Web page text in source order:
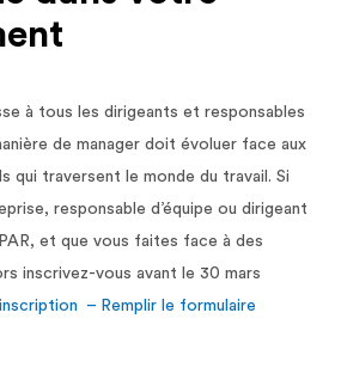
à tous les dirigeants et responsables
de manager doit évoluer face aux
qui traversent le monde du travail. Si
responsable d’équipe ou dirigeant
et que vous faites face à des
inscrivez-vous avant le 30 mars
– Remplir le formulaire